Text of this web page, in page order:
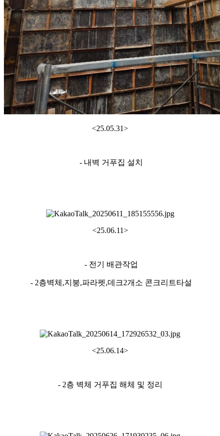
<25.05.31>
- 내벽 거푸집 설치
<25.06.11>
- 전기 배관작업
- 2층벽체,지붕,파라펫,데크2개소 콘크리트타설
<25.06.14>
- 2층 벽체 거푸집 해체 및 정리